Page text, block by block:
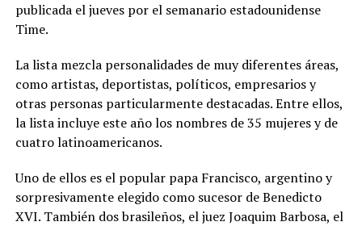
publicada el jueves por el semanario estadounidense
Time.
La lista mezcla personalidades de muy diferentes áreas,
como artistas, deportistas, políticos, empresarios y
otras personas particularmente destacadas. Entre ellos,
la lista incluye este año los nombres de 35 mujeres y de
cuatro latinoamericanos.
Uno de ellos es el popular papa Francisco, argentino y
sorpresivamente elegido como sucesor de Benedicto
XVI. También dos brasileños, el juez Joaquim Barbosa, el